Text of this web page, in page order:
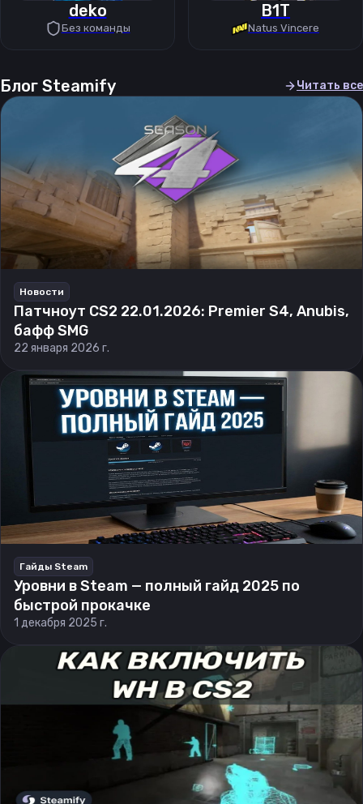
deko
Без команды
B1T
Natus Vincere
Блог Steamify Читать все
Новости
Патчноут CS2 22.01.2026: Premier S4, Anubis,
бафф SMG
22 января 2026 г.
Гайды Steam
Уровни в Steam — полный гайд 2025 по
быстрой прокачке
1 декабря 2025 г.